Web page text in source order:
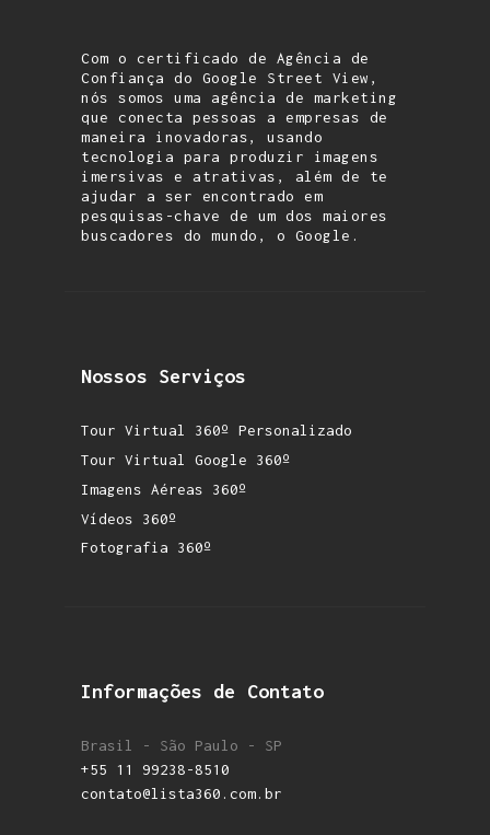
Com o certificado de Agência de
Confiança do Google Street View,
nós somos uma agência de marketing
que conecta pessoas a empresas de
maneira inovadoras, usando
tecnologia para produzir imagens
imersivas e atrativas, além de te
ajudar a ser encontrado em
pesquisas-chave de um dos maiores
buscadores do mundo, o Google.
Nossos Serviços
Tour Virtual 360º Personalizado
Tour Virtual Google 360º
Imagens Aéreas 360º
Vídeos 360º
Fotografia 360º
Informações de Contato
Brasil - São Paulo - SP
+55 11 99238-8510
contato@lista360.com.br